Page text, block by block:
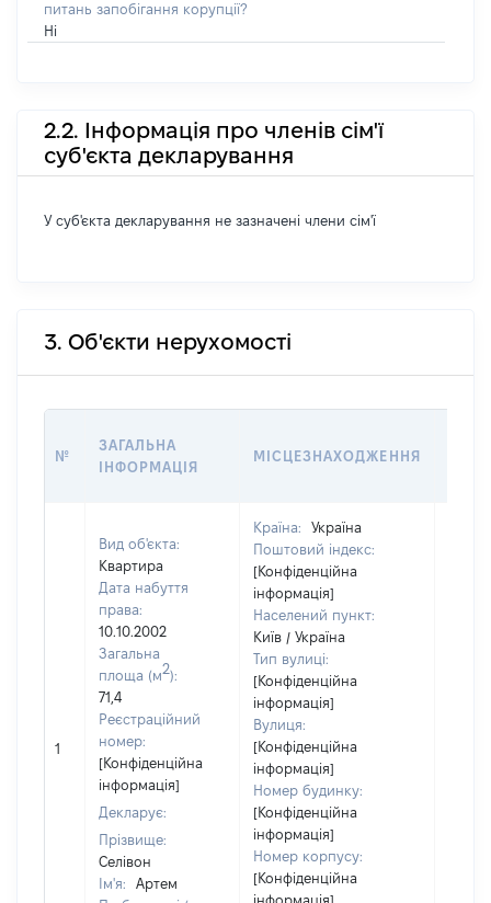
питань запобігання корупції?
Ні
2.2. Інформація про членів сім'ї
суб'єкта декларування
У суб'єкта декларування не зазначені члени сім'ї
3. Об'єкти нерухомості
№
ЗАГАЛЬНА
ІНФОРМАЦІЯ
МІСЦЕЗНАХОДЖЕННЯ
1
Вид об'єкта:
Квартира
Дата набуття
права:
10.10.2002
Загальна
площа (м2):
71,4
Реєстраційний
номер:
[Конфіденційна
інформація]
Декларує:
Прізвище:
Селівон
Ім'я:
Артем
Країна:
Україна
Поштовий індекс:
[Конфіденційна
інформація]
Населений пункт:
Київ / Україна
Тип вулиці:
[Конфіденційна
інформація]
Вулиця:
[Конфіденційна
інформація]
Номер будинку:
[Конфіденційна
інформація]
Номер корпусу:
[Конфіденційна
інформація]